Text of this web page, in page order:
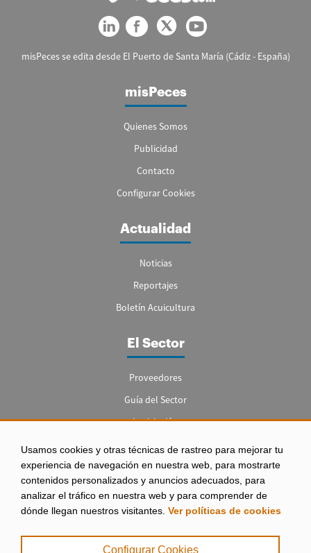
Usamos cookies y otras técnicas de rastreo para mejorar tu
experiencia de navegación en nuestra web, para mostrarte
contenidos personalizados y anuncios adecuados, para
analizar el tráfico en nuestra web y para comprender de
dónde llegan nuestros visitantes. Ver políticas de cookies
Configurar Cookies
misPeces se edita desde El Puerto de Santa María (Cádiz - España)
misPeces
Quienes Somos
Publicidad
Contacto
Configurar Cookies
Actualidad
Noticias
Reportajes
Boletín Acuicultura
El Sector
Proveedores
Guía del Sector
Legislación
Empleo
Aviso legal
|